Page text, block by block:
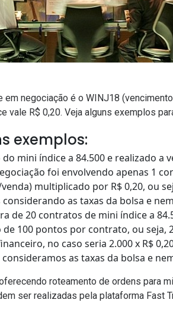
em negociação é o WINJ18
vale R$ 0,20. Veja alguns exemplos
exemplos:
mini índice a 84.500 e realizado a
foi envolvendo apenas 1
multiplicado por R$ 0,20, ou
as taxas da bolsa e
de 20 contratos de mini índice a
100 pontos por contrato, ou seja,
no caso seria 2.000 x R$
as taxas da bolsa e
roteamento de ordens para
ser realizadas pela plataforma Fast